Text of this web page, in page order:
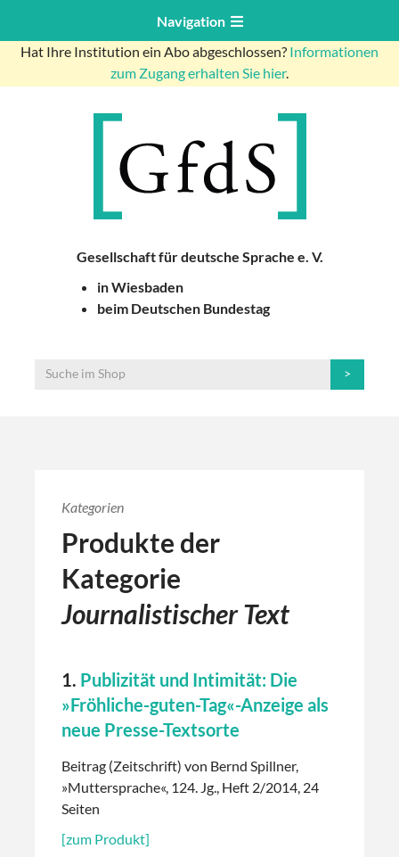
Navigation
Hat Ihre Institution ein Abo abgeschlossen? Informationen
zum Zugang erhalten Sie hier.
Gesellschaft für deutsche Sprache e. V.
in Wiesbaden
beim Deutschen Bundestag
Kategorien
Produkte der
Kategorie
Journalistischer Text
1. Publizität und Intimität: Die
»Fröhliche-guten-Tag«-Anzeige als
neue Presse-Textsorte
Beitrag (Zeitschrift) von Bernd Spillner,
»Muttersprache«, 124. Jg., Heft 2/2014, 24
Seiten
[zum Produkt]